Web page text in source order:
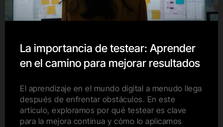
La importancia de testear: Aprender
en el camino para mejorar resultados
El aprendizaje en el mundo digital a menudo llega
después de enfrentar obstáculos. En este
artículo, exploramos por qué testear es clave
para la mejora continua y cómo lo aplicamos